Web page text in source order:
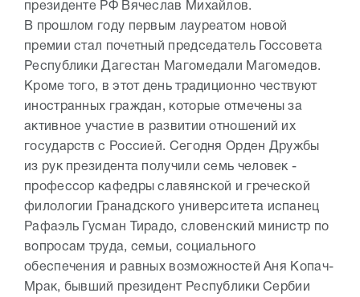
президенте РФ Вячеслав Михайлов.
В прошлом году первым лауреатом новой
премии стал почетный председатель Госсовета
Республики Дагестан Магомедали Магомедов.
Кроме того, в этот день традиционно чествуют
иностранных граждан, которые отмечены за
активное участие в развитии отношений их
государств с Россией. Сегодня Орден Дружбы
из рук президента получили семь человек -
профессор кафедры славянской и греческой
филологии Гранадского университета испанец
Рафаэль Гусман Тирадо, словенский министр по
вопросам труда, семьи, социального
обеспечения и равных возможностей Аня Копач-
Мрак, бывший президент Республики Сербии